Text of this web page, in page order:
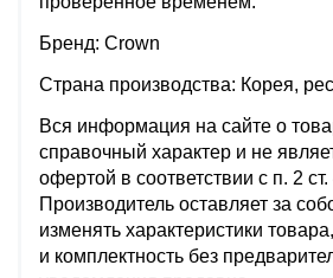
Бренд: Crown
Страна производства: Корея,
Вся информация на сайте о
справочный характер и не
офертой в соответствии с п. 2
Производитель оставляет за
изменять характеристики
и комплектность без